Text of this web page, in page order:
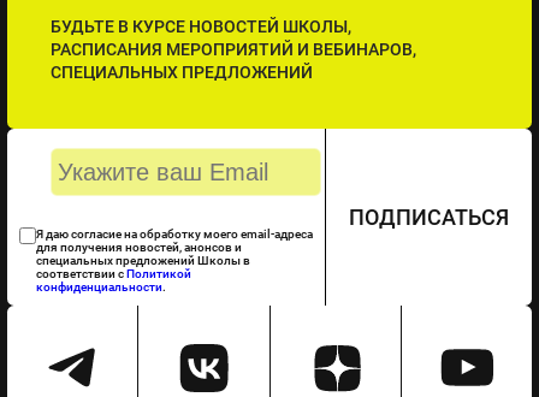
БУДЬТЕ В КУРСЕ НОВОСТЕЙ ШКОЛЫ,
РАСПИСАНИЯ МЕРОПРИЯТИЙ И ВЕБИНАРОВ,
СПЕЦИАЛЬНЫХ ПРЕДЛОЖЕНИЙ
Я даю согласие на обработку моего email-адреса
для получения новостей, анонсов и
специальных предложений Школы в
соответствии с Политикой
конфиденциальности.
ПОДПИСАТЬСЯ